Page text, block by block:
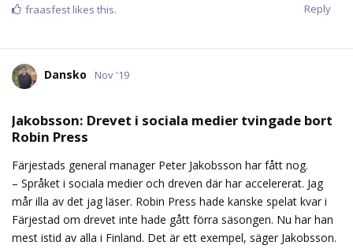
Reply
fraasfest likes this.
Dansko Nov '19
Jakobsson: Drevet i sociala medier tvingade bort
Robin Press
Färjestads general manager Peter Jakobsson har fått nog.
– Språket i sociala medier och dreven där har accelererat. Jag
mår illa av det jag läser. Robin Press hade kanske spelat kvar i
Färjestad om drevet inte hade gått förra säsongen. Nu har han
mest istid av alla i Finland. Det är ett exempel, säger Jakobsson.